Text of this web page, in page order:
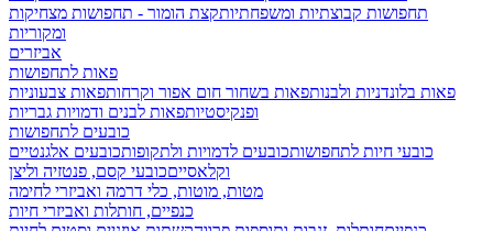
תחפושות קבוצתיות ומשפחתיותקצת הומור - תחפושות מצחיקות
ומקוריות
אביזרים
פאות לתחפושות
פאות בלונדניות ולבנותפאות בשחור חום אפור וקרחותפאות צבעוניות
ופנקיסטיותפאות לבנים ודמויות גבריות
כובעים לתחפושות
כובעי חיות לתחפושותכובעים לדמויות ולתקופותכובעים אלגנטיים
וקלאסייםכובעי קסם, פנטזיה וליצן
מטות, מוטות, כלי דרמה ואביזרי לחימה
כנפיים, חותלות ואביזרי חיות